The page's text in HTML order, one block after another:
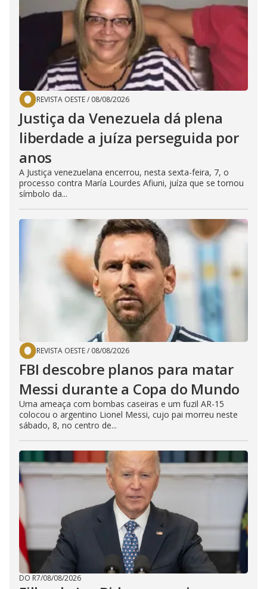
REVISTA OESTE/ 08/08/2026
Justiça da Venezuela dá plena
liberdade a juíza perseguida por
anos
A Justiça venezuelana encerrou, nesta sexta-feira, 7, o
processo contra María Lourdes Afiuni, juíza que se tornou
símbolo da...
REVISTA OESTE/ 08/08/2026
FBI descobre planos para matar
Messi durante a Copa do Mundo
Uma ameaça com bombas caseiras e um fuzil AR-15
colocou o argentino Lionel Messi, cujo pai morreu neste
sábado, 8, no centro de...
DO R7/08/08/2026